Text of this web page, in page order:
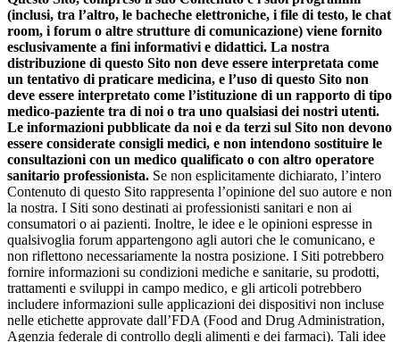
(inclusi, tra l’altro, le bacheche elettroniche, i file di testo, le chat
room, i forum o altre strutture di comunicazione) viene fornito
esclusivamente a fini informativi e didattici. La nostra
distribuzione di questo Sito non deve essere interpretata come
un tentativo di praticare medicina, e l’uso di questo Sito non
deve essere interpretato come l’istituzione di un rapporto di tipo
medico-paziente tra di noi o tra uno qualsiasi dei nostri utenti.
Le informazioni pubblicate da noi e da terzi sul Sito non devono
essere considerate consigli medici, e non intendono sostituire le
consultazioni con un medico qualificato o con altro operatore
sanitario professionista. Se non esplicitamente dichiarato, l’intero
Contenuto di questo Sito rappresenta l’opinione del suo autore e non
la nostra. I Siti sono destinati ai professionisti sanitari e non ai
consumatori o ai pazienti. Inoltre, le idee e le opinioni espresse in
qualsivoglia forum appartengono agli autori che le comunicano, e
non riflettono necessariamente la nostra posizione. I Siti potrebbero
fornire informazioni su condizioni mediche e sanitarie, su prodotti,
trattamenti e sviluppi in campo medico, e gli articoli potrebbero
includere informazioni sulle applicazioni dei dispositivi non incluse
nelle etichette approvate dall’FDA (Food and Drug Administration,
Agenzia federale di controllo degli alimenti e dei farmaci). Tali idee